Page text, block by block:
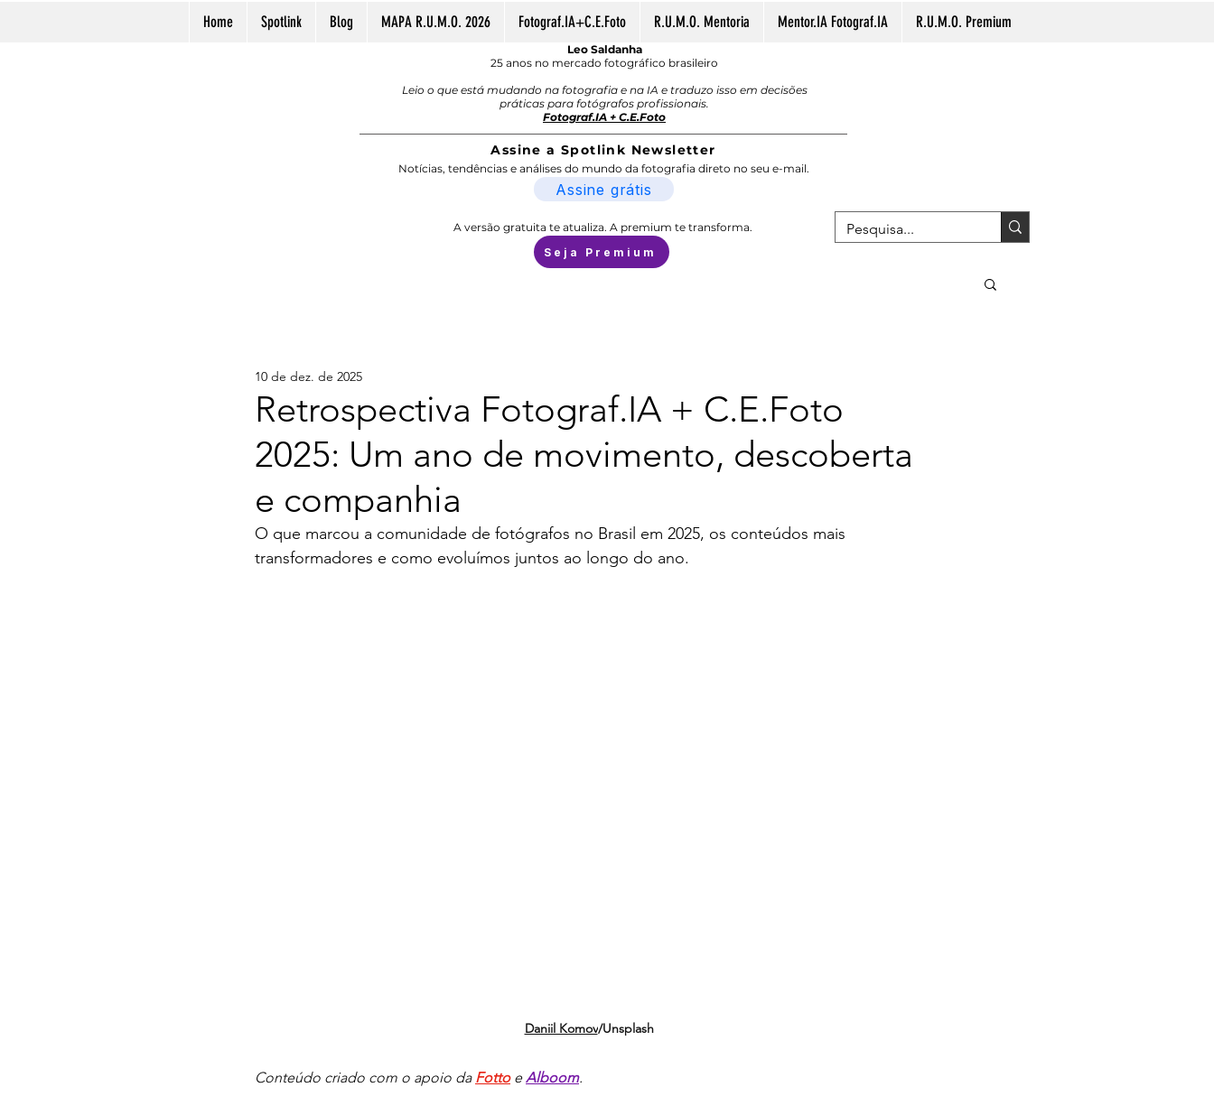
Home Spotlink Blog MAPA R.U.M.O. 2026 Fotograf.IA+C.E.Foto R.U.M.O. Mentoria Mentor.IA Fotograf.IA R.U.M.O. Premium
Leo Saldanha
25 anos no mercado fotográfico brasileiro
Leio o que está mudando na fotografia e na IA e traduzo isso em decisões
práticas para fotógrafos profissionais.
Fotograf.IA + C.E.Foto
Assine a Spotlink Newsletter
Notícias, tendências e análises do mundo da fotografia direto no seu e-mail.
Assine grátis
A versão gratuita te atualiza. A premium te transforma.
Seja Premium
Retrospectiva Fotograf.IA + C.E.Foto
2025: Um ano de movimento, descoberta
e companhia
10 de dez. de 2025
O que marcou a comunidade de fotógrafos no Brasil em 2025, os conteúdos mais
transformadores e como evoluímos juntos ao longo do ano.
Daniil Komov/Unsplash
Conteúdo criado com o apoio da Fotto e Alboom.